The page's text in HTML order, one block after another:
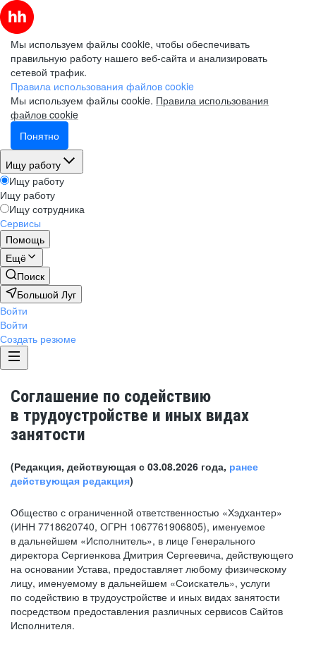
Мы используем файлы cookie, чтобы обеспечивать
правильную работу нашего веб-сайта и анализировать
сетевой трафик.
Правила использования файлов cookie
Мы используем файлы cookie. Правила использования
файлов cookie
Понятно
Ищу работу
Ищу работу
Ищу работу
Ищу сотрудника
Сервисы
Помощь
Ещё
Поиск
Большой Луг
Войти
Войти
Создать резюме
Соглашение по содействию
в трудоустройстве и иных видах
занятости
(Редакция, действующая с 03.08.2026 года, ранее
действующая редакция)
Общество с ограниченной ответственностью «Хэдхантер»
(ИНН 7718620740, ОГРН 1067761906805), именуемое
в дальнейшем «Исполнитель», в лице Генерального
директора Сергиенкова Дмитрия Сергеевича, действующего
на основании Устава, предоставляет любому физическому
лицу, именуемому в дальнейшем «Соискатель», услуги
по содействию в трудоустройстве и иных видах занятости
посредством предоставления различных сервисов Сайтов
Исполнителя.